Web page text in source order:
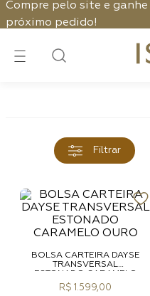
Compre pelo site e ganhe
próximo pedido!
Filtrar
BOLSA CARTEIRA DAYSE
TRANSVERSAL
ESTONADO CARAMELO
OURO
R$ 1.599,00